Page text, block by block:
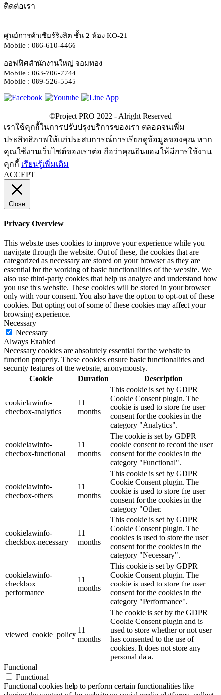
ติดต่อเรา
ศูนย์การค้าเซียร์ริงสิต ชั้น 2 ห้อง KO-21
Mobile : 086-610-4466
ออฟฟิศสำนักงานใหญ่ จอมทอง
Mobile : 063-706-7744
Mobile : 089-526-5545
เราใช้คุกกี้ในการปรับปรุงบริการของเรา ตลอดจนเพิ่ม
ประสิทธิภาพให้แก่ประสบการณ์การเรียกดูข้อมูลของคุณ หาก
คุณใช้งานเว็บไซต์ของเราต่อ ถือว่าคุณยินยอมให้มีการใช้งาน
คุกกี้ เรียนรู้เพิ่มเติม
ACCEPT
Close
Privacy Overview
This website uses cookies to improve your experience while you
navigate through the website. Out of these, the cookies that are
categorized as necessary are stored on your browser as they are
essential for the working of basic functionalities of the website. We
also use third-party cookies that help us analyze and understand how
you use this website. These cookies will be stored in your browser
only with your consent. You also have the option to opt-out of these
cookies. But opting out of some of these cookies may affect your
browsing experience.
Necessary
Necessary
Always Enabled
Necessary cookies are absolutely essential for the website to
function properly. These cookies ensure basic functionalities and
security features of the website, anonymously.
Cookie
Duration Description
cookielawinfo-
checbox-analytics
11
months
This cookie is set by GDPR
Cookie Consent plugin. The
cookie is used to store the user
consent for the cookies in the
category "Analytics".
cookielawinfo-
checbox-functional
11
months
The cookie is set by GDPR
cookie consent to record the user
consent for the cookies in the
category "Functional".
cookielawinfo-
checbox-others
11
months
This cookie is set by GDPR
Cookie Consent plugin. The
cookie is used to store the user
consent for the cookies in the
category "Other.
cookielawinfo-
checkbox-necessary
11
months
This cookie is set by GDPR
Cookie Consent plugin. The
cookies is used to store the user
consent for the cookies in the
category "Necessary".
cookielawinfo-
checkbox-
performance
11
months
This cookie is set by GDPR
Cookie Consent plugin. The
cookie is used to store the user
consent for the cookies in the
category "Performance".
viewed_cookie_policy
11
months
The cookie is set by the GDPR
Cookie Consent plugin and is
used to store whether or not user
has consented to the use of
cookies. It does not store any
personal data.
Functional
Functional
Functional cookies help to perform certain functionalities like